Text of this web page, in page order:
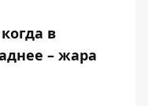
в
– жара